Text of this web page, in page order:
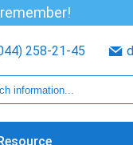
258-21-45